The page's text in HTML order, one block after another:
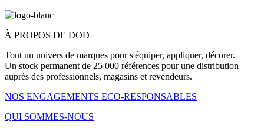
À PROPOS DE DOD
Tout un univers de marques pour s'équiper, appliquer, décorer.
Un stock permanent de 25 000 références pour une distribution
auprès des professionnels, magasins et revendeurs.
NOS ENGAGEMENTS ECO-RESPONSABLES
QUI SOMMES-NOUS